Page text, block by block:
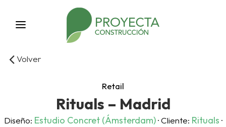
Volver
Retail
Rituals – Madrid
Diseño: Estudio Concret (Ámsterdam)· Cliente: Rituals ·